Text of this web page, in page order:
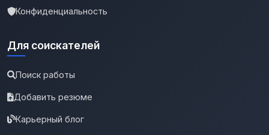
Конфиденциальность
Для соискателей
Поиск работы
Добавить резюме
Карьерный блог